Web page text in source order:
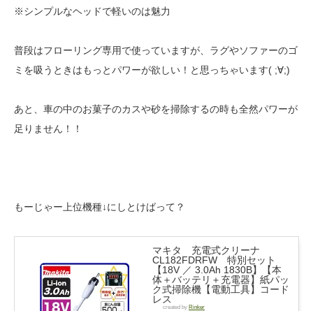
※シンプルなヘッドで軽いのは魅力
普段はフローリング専用で使っていますが、ラグやソファーのゴ
ミを吸うときはもっとパワーが欲しい！と思っちゃいます( ;∀;)
あと、車の中のお菓子のカスや砂を掃除するの時も全然パワーが
足りません！！
もーじゃー上位機種↓にしとけばって？
マキタ 充電式クリーナ
CL182FDRFW 特別セット
【18V ／ 3.0Ah 1830B】【本
体＋バッテリ＋充電器】紙パッ
ク式掃除機【電動工具】コード
レス
created by Rinker